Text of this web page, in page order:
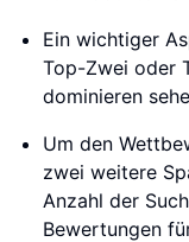
Ein wichtiger
Top-Zwei oder
dominieren
Um den
zwei weitere
Anzahl der
Bewertungen